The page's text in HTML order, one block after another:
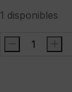
1 disponibles
FRED
- +